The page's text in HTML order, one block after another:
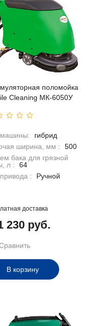
поломойка
Cleaning МК-6050У
гибрид
ширина, мм :
500
бака для грязной
л :
64
:
Ручной
доставка
230 руб.
В корзину